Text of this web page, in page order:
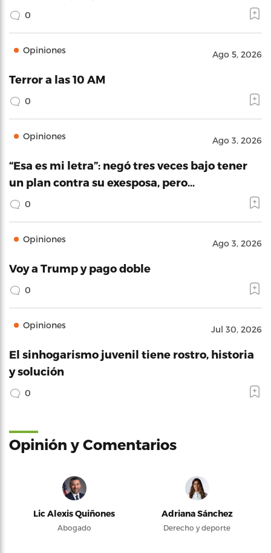
0
Opiniones Ago 5, 2026
Terror a las 10 AM
0
Opiniones Ago 3, 2026
“Esa es mi letra”: negó tres veces bajo tener
un plan contra su exesposa, pero…
0
Opiniones Ago 3, 2026
Voy a Trump y pago doble
0
Opiniones Jul 30, 2026
El sinhogarismo juvenil tiene rostro, historia
y solución
0
Opinión y Comentarios
Lic Alexis Quiñones
Abogado
Adriana Sánchez
Derecho y deporte